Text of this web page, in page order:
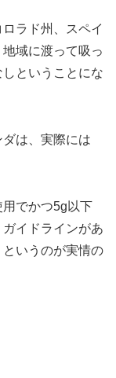
ラド州、スペイ
域に渡って吸っ
ということにな
は、実際には
でかつ5g以下
イドラインがあ
いうのが実情の